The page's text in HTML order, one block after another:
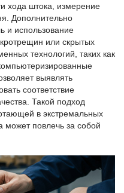
хода штока, измерение
Дополнительно
и использование
или скрытых
технологий, таких как
выявлять
соответствие
Такой подход
в экстремальных
может повлечь за собой